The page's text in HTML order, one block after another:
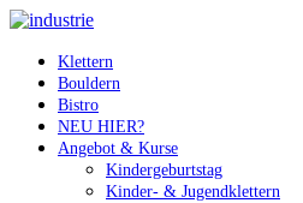
Klettern
Bouldern
Bistro
NEU HIER?
Angebot & Kurse
Kindergeburtstag
Kinder- & Jugendklettern